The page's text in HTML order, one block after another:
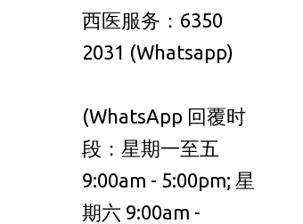
西医服务：6350
2031 (Whatsapp)
(WhatsApp 回覆时
段：星期一至五
9:00am - 5:00pm; 星
期六 9:00am -